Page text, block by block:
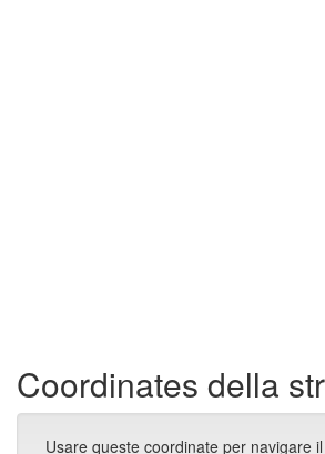
Coordinates della
Usare queste coordinate per navigare